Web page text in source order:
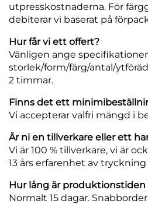
utpresskostnaderna. För
debiterar vi baserat på
Hur får vi ett offert?
Vänligen ange
storlek/form/färg/antal/
2 timmar.
Finns det ett
Vi accepterar valfri mängd i
Är ni en tillverkare eller ett
Vi är 100 % tillverkare, vi är
13 års erfarenhet av
Hur lång är
Normalt 15 dagar.